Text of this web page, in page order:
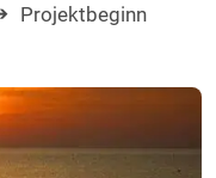
Projektbeginn